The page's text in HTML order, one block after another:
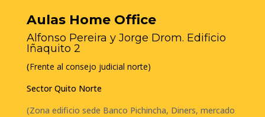
Aulas Home Office
Alfonso Pereira y Jorge Drom. Edificio
Iñaquito 2
(Frente al consejo judicial norte)
Sector Quito Norte
(Zona edificio sede Banco Pichincha, Diners, mercado